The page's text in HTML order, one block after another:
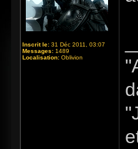
Inscrit le: 31 Déc 2011, 03:07
Messages: 1489
Localisation: Oblivion